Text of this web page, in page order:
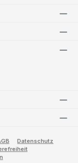
Datenschutz